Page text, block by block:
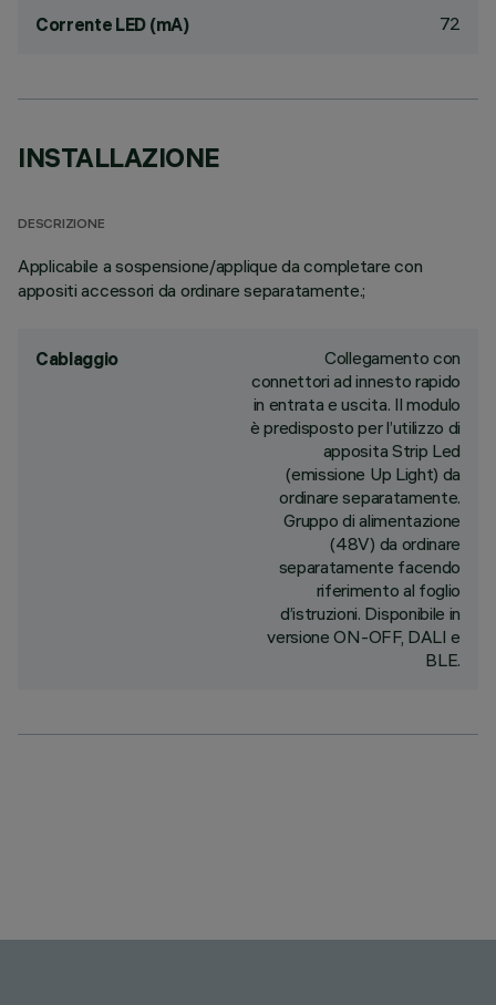
Corrente LED (mA) 72
INSTALLAZIONE
DESCRIZIONE
Applicabile a sospensione/applique da completare con
appositi accessori da ordinare separatamente.;
Cablaggio
Collegamento con
connettori ad innesto rapido
in entrata e uscita. Il modulo
è predisposto per l’utilizzo di
apposita Strip Led
(emissione Up Light) da
ordinare separatamente.
Gruppo di alimentazione
(48V) da ordinare
separatamente facendo
riferimento al foglio
d’istruzioni. Disponibile in
versione ON-OFF, DALI e
BLE.